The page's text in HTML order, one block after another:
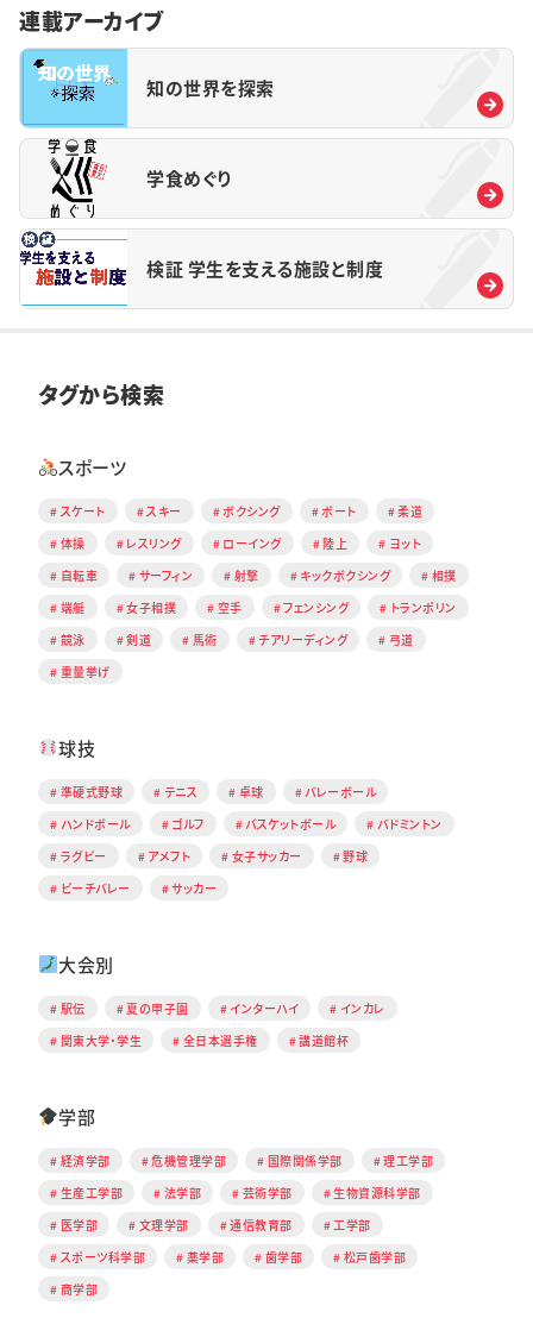
連載アーカイブ
知の世界を探索
学食めぐり
検証 学生を支える施設と制度
タグから検索
スポーツ
スケート スキー ボクシング ボート
柔道
体操
レスリング ローイング 陸上
ヨット
自転車
サーフィン 射撃 キックボクシング
相撲
端艇
女子相撲 空手 フェンシング
トランポリン
競泳
剣道 馬術 チアリーディング
弓道
重量挙げ
球技
準硬式野球 テニス 卓球
バレーボール
ハンドボール
ゴルフ バスケットボール
バドミントン
ラグビー
アメフト 女子サッカー
野球
ビーチバレー
サッカー
大会別
駅伝 夏の甲子園 インターハイ
インカレ
関東大学・学生
全日本選手権 講道館杯
学部
経済学部 危機管理学部 国際関係学部
理工学部
生産工学部
法学部 芸術学部
生物資源科学部
医学部
文理学部 通信教育部
工学部
スポーツ科学部
薬学部 歯学部
松戸歯学部
商学部